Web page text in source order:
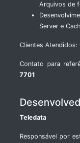
Arquivos de
Server e
Clientes Atendidos:
Contato para
7701
Teledata
Responsável por